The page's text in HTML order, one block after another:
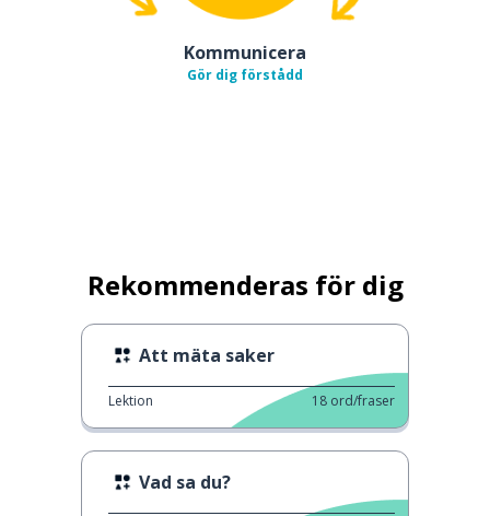
Kommunicera
Gör dig förstådd
Rekommenderas för dig
Att mäta saker
Lektion 18 ord/fraser
Vad sa du?